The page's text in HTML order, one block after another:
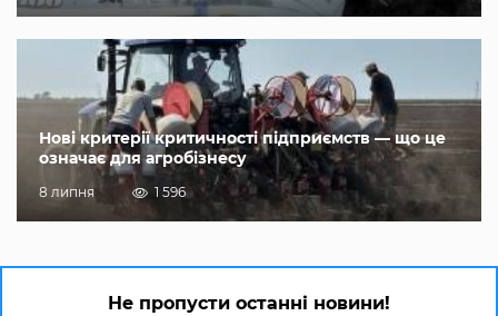
Нові критерії критичності підприємств — що це
означає для агробізнесу
8 липня 1 596
Не пропусти останні новини!